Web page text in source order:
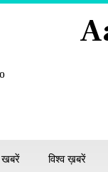
खबरें विश्व ख़बरें